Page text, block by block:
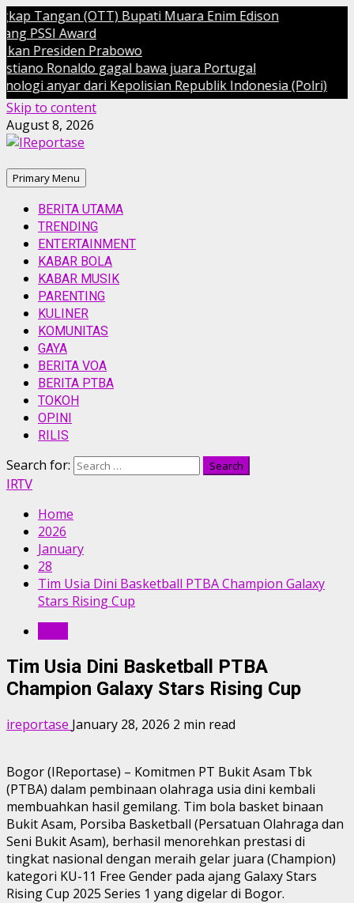
(OTT) Bupati Muara Enim Edison
Prabowo
gagal bawa juara Portugal
dari Kepolisian Republik Indonesia (Polri)
Skip to content
August 8, 2026
Primary Menu
BERITA UTAMA
TRENDING
ENTERTAINMENT
KABAR BOLA
KABAR MUSIK
PARENTING
KULINER
KOMUNITAS
GAYA
BERITA VOA
BERITA PTBA
TOKOH
OPINI
RILIS
Search for:
IRTV
Home
2026
January
28
Tim Usia Dini Basketball PTBA Champion Galaxy
Stars Rising Cup
Tim Usia Dini Basketball PTBA
Champion Galaxy Stars Rising Cup
ireportase January 28, 2026 2 min read
Bogor (IReportase) – Komitmen PT Bukit Asam Tbk
(PTBA) dalam pembinaan olahraga usia dini kembali
membuahkan hasil gemilang. Tim bola basket binaan
Bukit Asam, Porsiba Basketball (Persatuan Olahraga dan
Seni Bukit Asam), berhasil menorehkan prestasi di
tingkat nasional dengan meraih gelar juara (Champion)
kategori KU-11 Free Gender pada ajang Galaxy Stars
Rising Cup 2025 Series 1 yang digelar di Bogor.